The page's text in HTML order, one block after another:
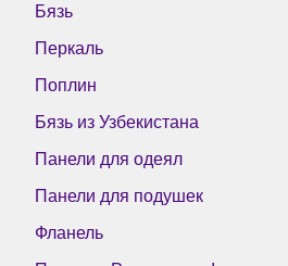
Бязь
Перкаль
Поплин
Бязь из Узбекистана
Панели для одеял
Панели для подушек
Фланель